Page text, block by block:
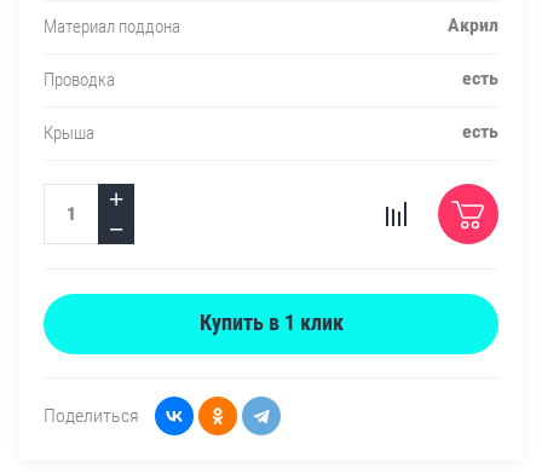
Материал поддона Акрил
Проводка есть
Крыша есть
+
−
Купить в 1 клик
Поделиться